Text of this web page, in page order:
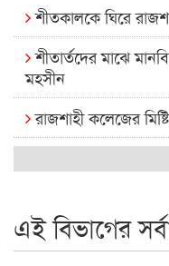
শীতকালকে ঘিরে
শীতার্তদের মাঝে
মহসীন
রাজশাহী কলেজের
কেমন আছে আমাদের
রাজশাইন একাডেমির
এই বিভাগের